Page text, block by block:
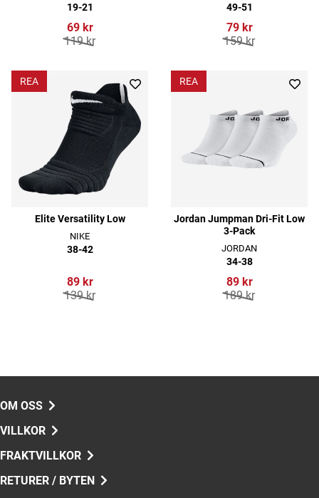
19-21
69 kr
119 kr
49-51
79 kr
159 kr
REA
Elite Versatility Low
NIKE
38-42
89 kr
139 kr
REA
Jordan Jumpman Dri-Fit Low
3-Pack
JORDAN
34-38
89 kr
189 kr
OM OSS
VILLKOR
FRAKTVILLKOR
RETURER / BYTEN